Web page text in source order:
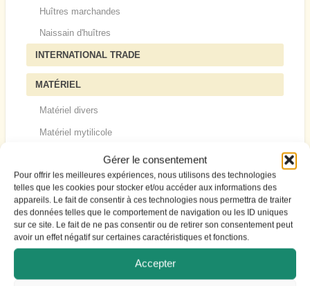
Gérer le consentement
Pour offrir les meilleures expériences, nous utilisons des technologies
telles que les cookies pour stocker et/ou accéder aux informations des
appareils. Le fait de consentir à ces technologies nous permettra de traiter
des données telles que le comportement de navigation ou les ID uniques
sur ce site. Le fait de ne pas consentir ou de retirer son consentement peut
avoir un effet négatif sur certaines caractéristiques et fonctions.
Accepter
Huîtres marchandes
Naissain d'huîtres
INTERNATIONAL TRADE
MATÉRIEL
Matériel divers
Matériel mytilicole
Matériel ostréicole
MOULES
Moules marchandes
Naissain de moules
PARCS ET EXPLOITATIONS
Exploitations et parcs mytilicoles